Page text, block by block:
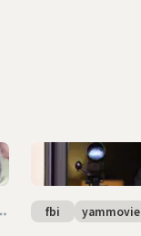
fbi yammovie